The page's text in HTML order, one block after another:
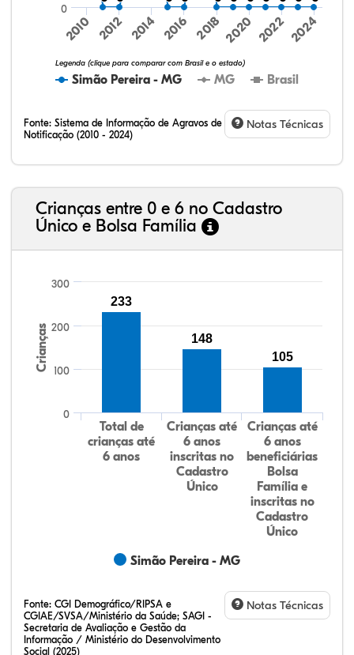
Simão Pereira - MG MG Brasil
Legenda (clique para comparar com Brasil e o estado)
2010 2012 2014 2016 2018 2020 2022 2024
0
Fonte: Sistema de Informação de Agravos de
Notificação (2010 - 2024)
Notas Técnicas
Crianças entre 0 e 6 no Cadastro
Único e Bolsa Família
Crianças
Simão Pereira - MG
Total de
crianças até
6 anos
Crianças até
6 anos
inscritas no
Cadastro
Único
Crianças até
6 anos
beneficiárias
Bolsa
Família e
inscritas no
Cadastro
Único
0
100
200
300
233
148
105
Fonte: CGI Demográfico/RIPSA e
CGIAE/SVSA/Ministério da Saúde; SAGI -
Secretaria de Avaliação e Gestão da
Informação / Ministério do Desenvolvimento
Social (2025)
Notas Técnicas
31,88%
12,79%
0,59%
53,16%
0,20%
1,38%
32,57%
9,24%
0,46%
54,88%
1,27%
1,56%